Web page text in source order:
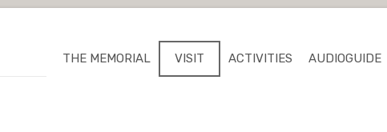
THE MEMORIAL VISIT ACTIVITIES AUDIOGUIDE